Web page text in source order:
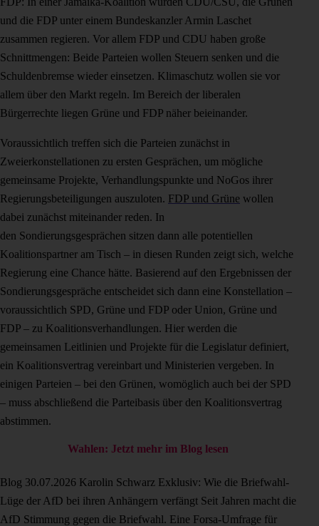
und die FDP unter einem Bundeskanzler Armin Laschet
zusammen regieren. Vor allem FDP und CDU haben große
Schnittmengen: Beide Parteien wollen Steuern senken und die
Schuldenbremse wieder einsetzen. Klimaschutz wollen sie vor
allem über den Markt regeln. Im Bereich der liberalen
Bürgerrechte liegen Grüne und FDP näher beieinander.
Voraussichtlich treffen sich die Parteien zunächst in
Zweierkonstellationen zu ersten Gesprächen, um mögliche
gemeinsame Projekte, Verhandlungspunkte und NoGos ihrer
Regierungsbeteiligungen auszuloten. FDP und Grüne wollen
dabei zunächst miteinander reden. In
den Sondierungsgesprächen sitzen dann alle potentiellen
Koalitionspartner am Tisch – in diesen Runden zeigt sich, welche
Regierung eine Chance hätte. Basierend auf den Ergebnissen der
Sondierungsgespräche entscheidet sich dann eine Konstellation –
voraussichtlich SPD, Grüne und FDP oder Union, Grüne und
FDP – zu Koalitionsverhandlungen. Hier werden die
gemeinsamen Leitlinien und Projekte für die Legislatur definiert,
ein Koalitionsvertrag vereinbart und Ministerien vergeben. In
einigen Parteien – bei den Grünen, womöglich auch bei der SPD
– muss abschließend die Parteibasis über den Koalitionsvertrag
abstimmen.
Wahlen: Jetzt mehr im Blog lesen
Blog 30.07.2026 Karolin Schwarz Exklusiv: Wie die Briefwahl-
Lüge der AfD bei ihren Anhängern verfängt Seit Jahren macht die
AfD Stimmung gegen die Briefwahl. Eine Forsa-Umfrage für